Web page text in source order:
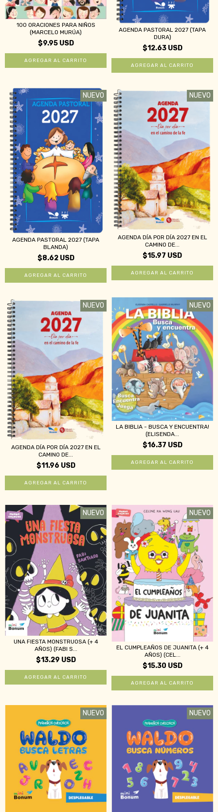
100 ORACIONES PARA NIÑOS
(MARCELO MURÚA)
$9.95 USD
AGENDA PASTORAL 2027 (TAPA
DURA)
$12.63 USD
NUEVO
AGENDA PASTORAL 2027 (TAPA
BLANDA)
$8.62 USD
NUEVO
AGENDA DÍA POR DÍA 2027 EN EL
CAMINO DE...
$15.97 USD
NUEVO
AGENDA DÍA POR DÍA 2027 EN EL
CAMINO DE...
$11.96 USD
NUEVO
LA BIBLIA - BUSCA Y ENCUENTRA!
(ELISENDA...
$16.37 USD
NUEVO
UNA FIESTA MONSTRUOSA (+ 4
AÑOS) (FABI S...
$13.29 USD
NUEVO
EL CUMPLEAÑOS DE JUANITA (+ 4
AÑOS) (CEL...
$15.30 USD
NUEVO NUEVO